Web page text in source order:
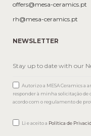
offers@mesa-ceramics.pt
rh@mesa-ceramics.pt
NEWSLETTER
Autorizo a MESA Ceramics a
responder à minha solicitação de
acordo com o regulamento de
Li e aceito a Política de